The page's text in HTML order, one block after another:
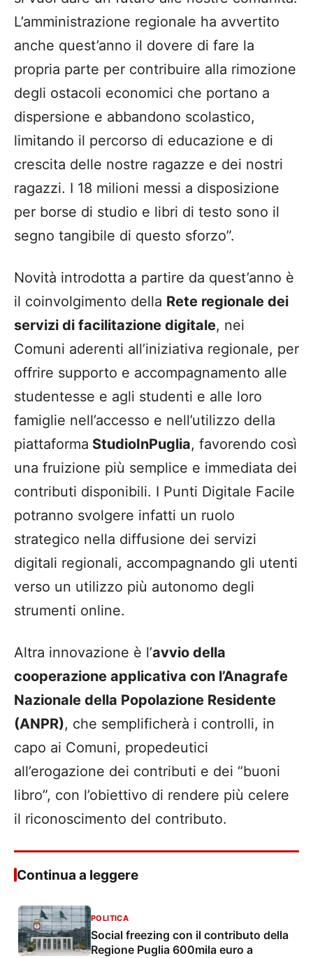
L’amministrazione regionale ha avvertito
anche quest’anno il dovere di fare la
propria parte per contribuire alla rimozione
degli ostacoli economici che portano a
dispersione e abbandono scolastico,
limitando il percorso di educazione e di
crescita delle nostre ragazze e dei nostri
ragazzi. I 18 milioni messi a disposizione
per borse di studio e libri di testo sono il
segno tangibile di questo sforzo”.
Novità introdotta a partire da quest’anno è
il coinvolgimento della Rete regionale dei
servizi di facilitazione digitale, nei
Comuni aderenti all’iniziativa regionale, per
offrire supporto e accompagnamento alle
studentesse e agli studenti e alle loro
famiglie nell’accesso e nell’utilizzo della
piattaforma StudioInPuglia, favorendo così
una fruizione più semplice e immediata dei
contributi disponibili. I Punti Digitale Facile
potranno svolgere infatti un ruolo
strategico nella diffusione dei servizi
digitali regionali, accompagnando gli utenti
verso un utilizzo più autonomo degli
strumenti online.
Altra innovazione è l’avvio della
cooperazione applicativa con l’Anagrafe
Nazionale della Popolazione Residente
(ANPR), che semplificherà i controlli, in
capo ai Comuni, propedeutici
all’erogazione dei contributi e dei “buoni
libro”, con l’obiettivo di rendere più celere
il riconoscimento del contributo.
Continua a leggere
POLITICA
Social freezing con il contributo della
Regione Puglia 600mila euro a